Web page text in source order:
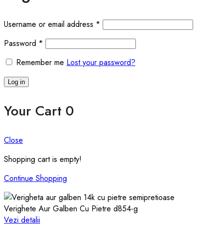
Username or email address * Required
Password * Required
Remember me Lost your password?
Log in
Your Cart 0
Close
Shopping cart is empty!
Continue Shopping
Verighete Aur Galben Cu Pietre d854-g
Vezi detalii